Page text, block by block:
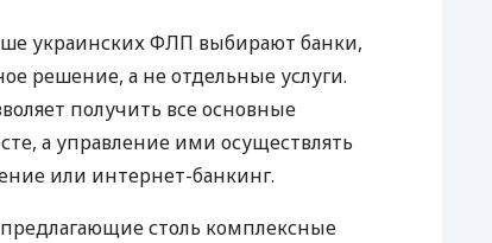
украинских ФЛП выбирают банки,
решение, а не отдельные услуги.
получить все основные
а управление ими осуществлять
или интернет-банкинг.
столь комплексные